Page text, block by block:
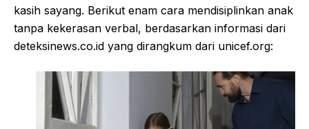
kasih sayang. Berikut enam cara mendisiplinkan anak
tanpa kekerasan verbal, berdasarkan informasi dari
deteksinews.co.id yang dirangkum dari unicef.org: